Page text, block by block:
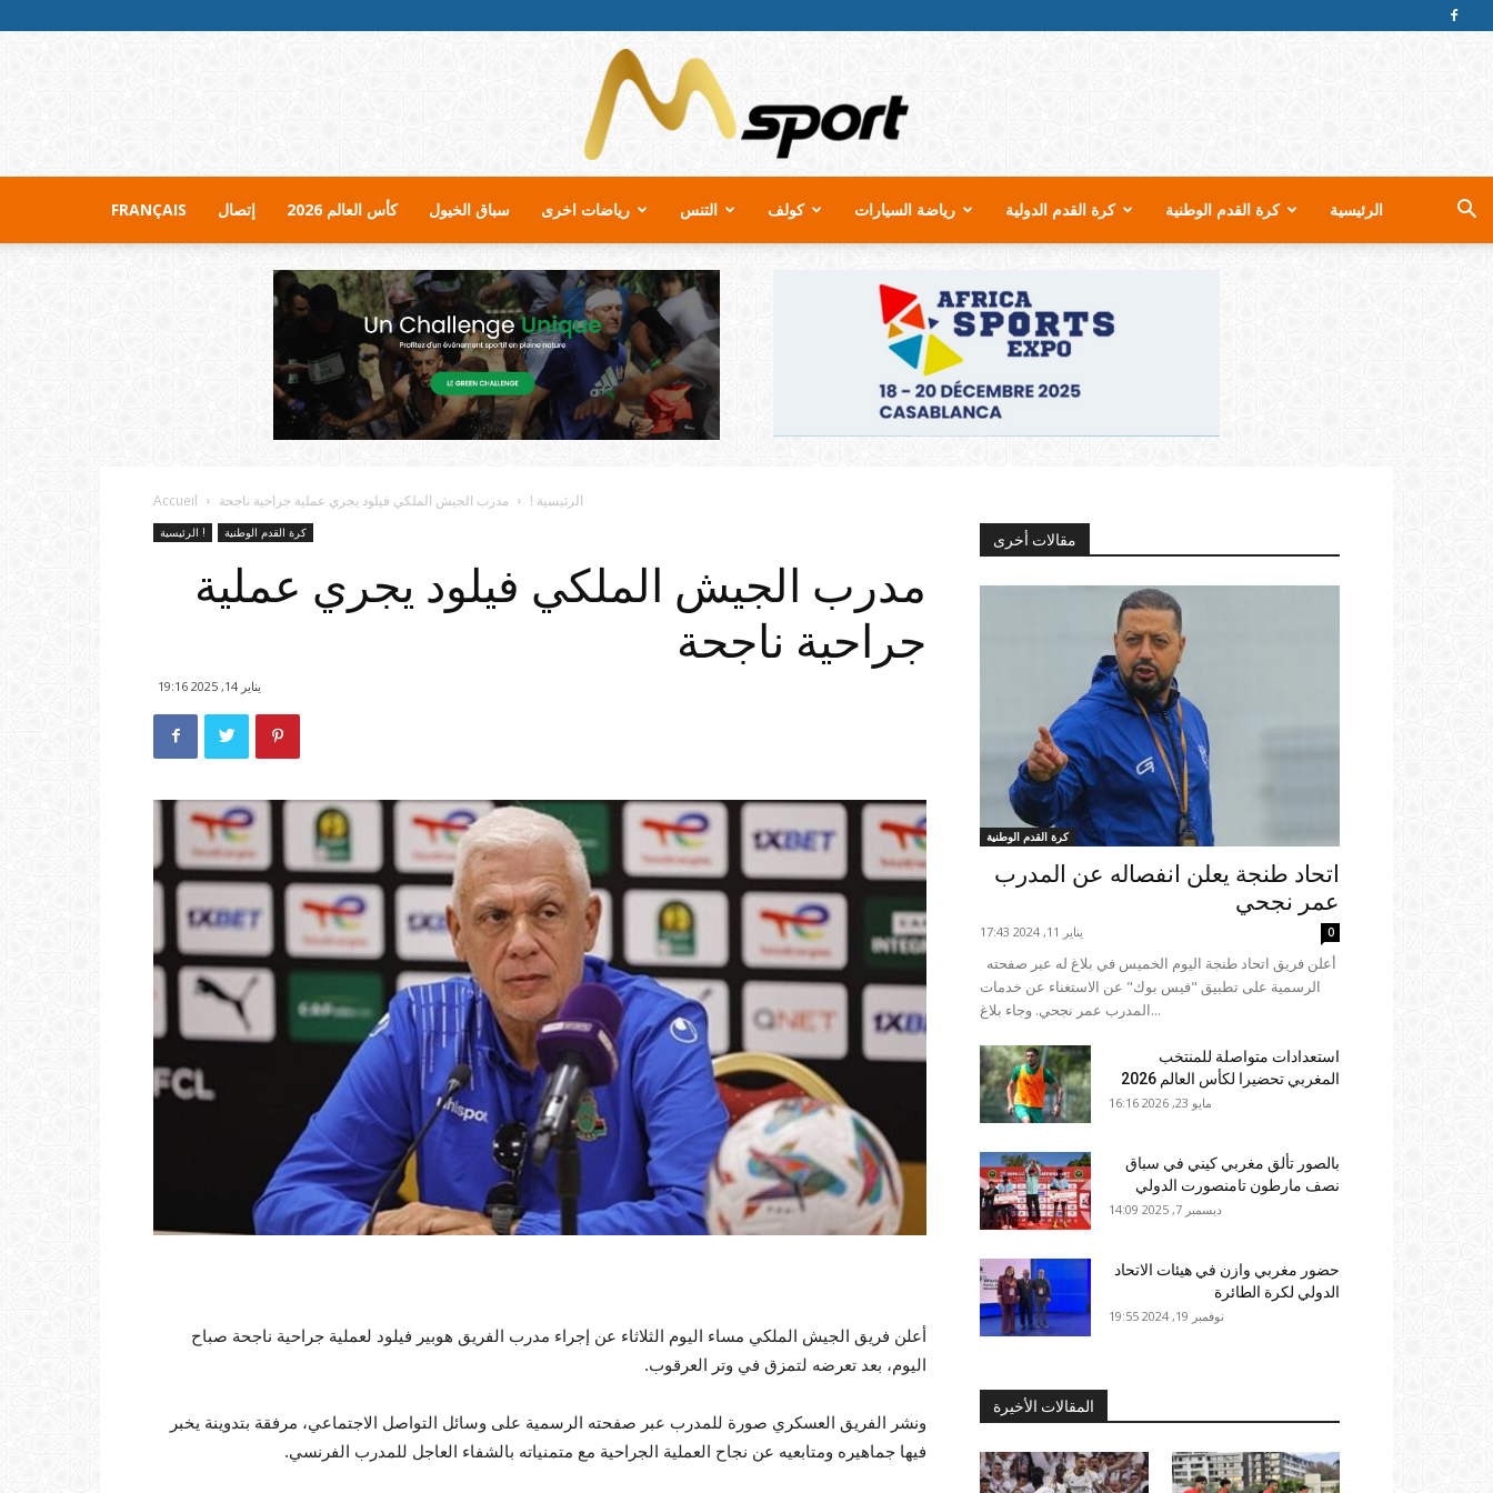
MSport.ma
FRANÇAIS إتصال كأس العالم 2026 سباق الخيول رياضات اخرى التنس كولف رياضة السيارات كرة القدم الدولية كرة القدم الوطنية الرئيسية
Accueil الرئيسية ! مدرب الجيش الملكي فيلود يجري عملية جراحية ناجحة
الرئيسية ! كرة القدم الوطنية
مدرب الجيش الملكي فيلود يجري عملية
جراحية ناجحة
يناير 14, 2025 19:16
أعلن فريق الجيش الملكي مساء اليوم الثلاثاء عن إجراء مدرب الفريق هوبير فيلود لعملية جراحية ناجحة صباح
اليوم، بعد تعرضه لتمزق في وتر العرقوب.
ونشر الفريق العسكري صورة للمدرب عبر صفحته الرسمية على وسائل التواصل الاجتماعي، مرفقة بتدوينة يخبر
فيها جماهيره ومتابعيه عن نجاح العملية الجراحية مع متمنياته بالشفاء العاجل للمدرب الفرنسي.
مقالات أخرى
كرة القدم الوطنية
اتحاد طنجة يعلن انفصاله عن المدرب
عمر نجحي
يناير 11, 2024 17:43 0
الرسمية على تطبيق "فيس بوك" عن الاستغناء عن خدمات
المدرب عمر نجحي. وجاء بلاغ...
استعدادات متواصلة للمنتخب
المغربي تحضيرا لكأس العالم 2026
مايو 23, 2026 16:16
بالصور تألق مغربي كيني في سباق
نصف مارطون تامنصورت الدولي
ديسمبر 7, 2025 14:09
حضور مغربي وازن في هيئات الاتحاد
الدولي لكرة الطائرة
نوفمبر 19, 2024 19:55
المقالات الأخيرة